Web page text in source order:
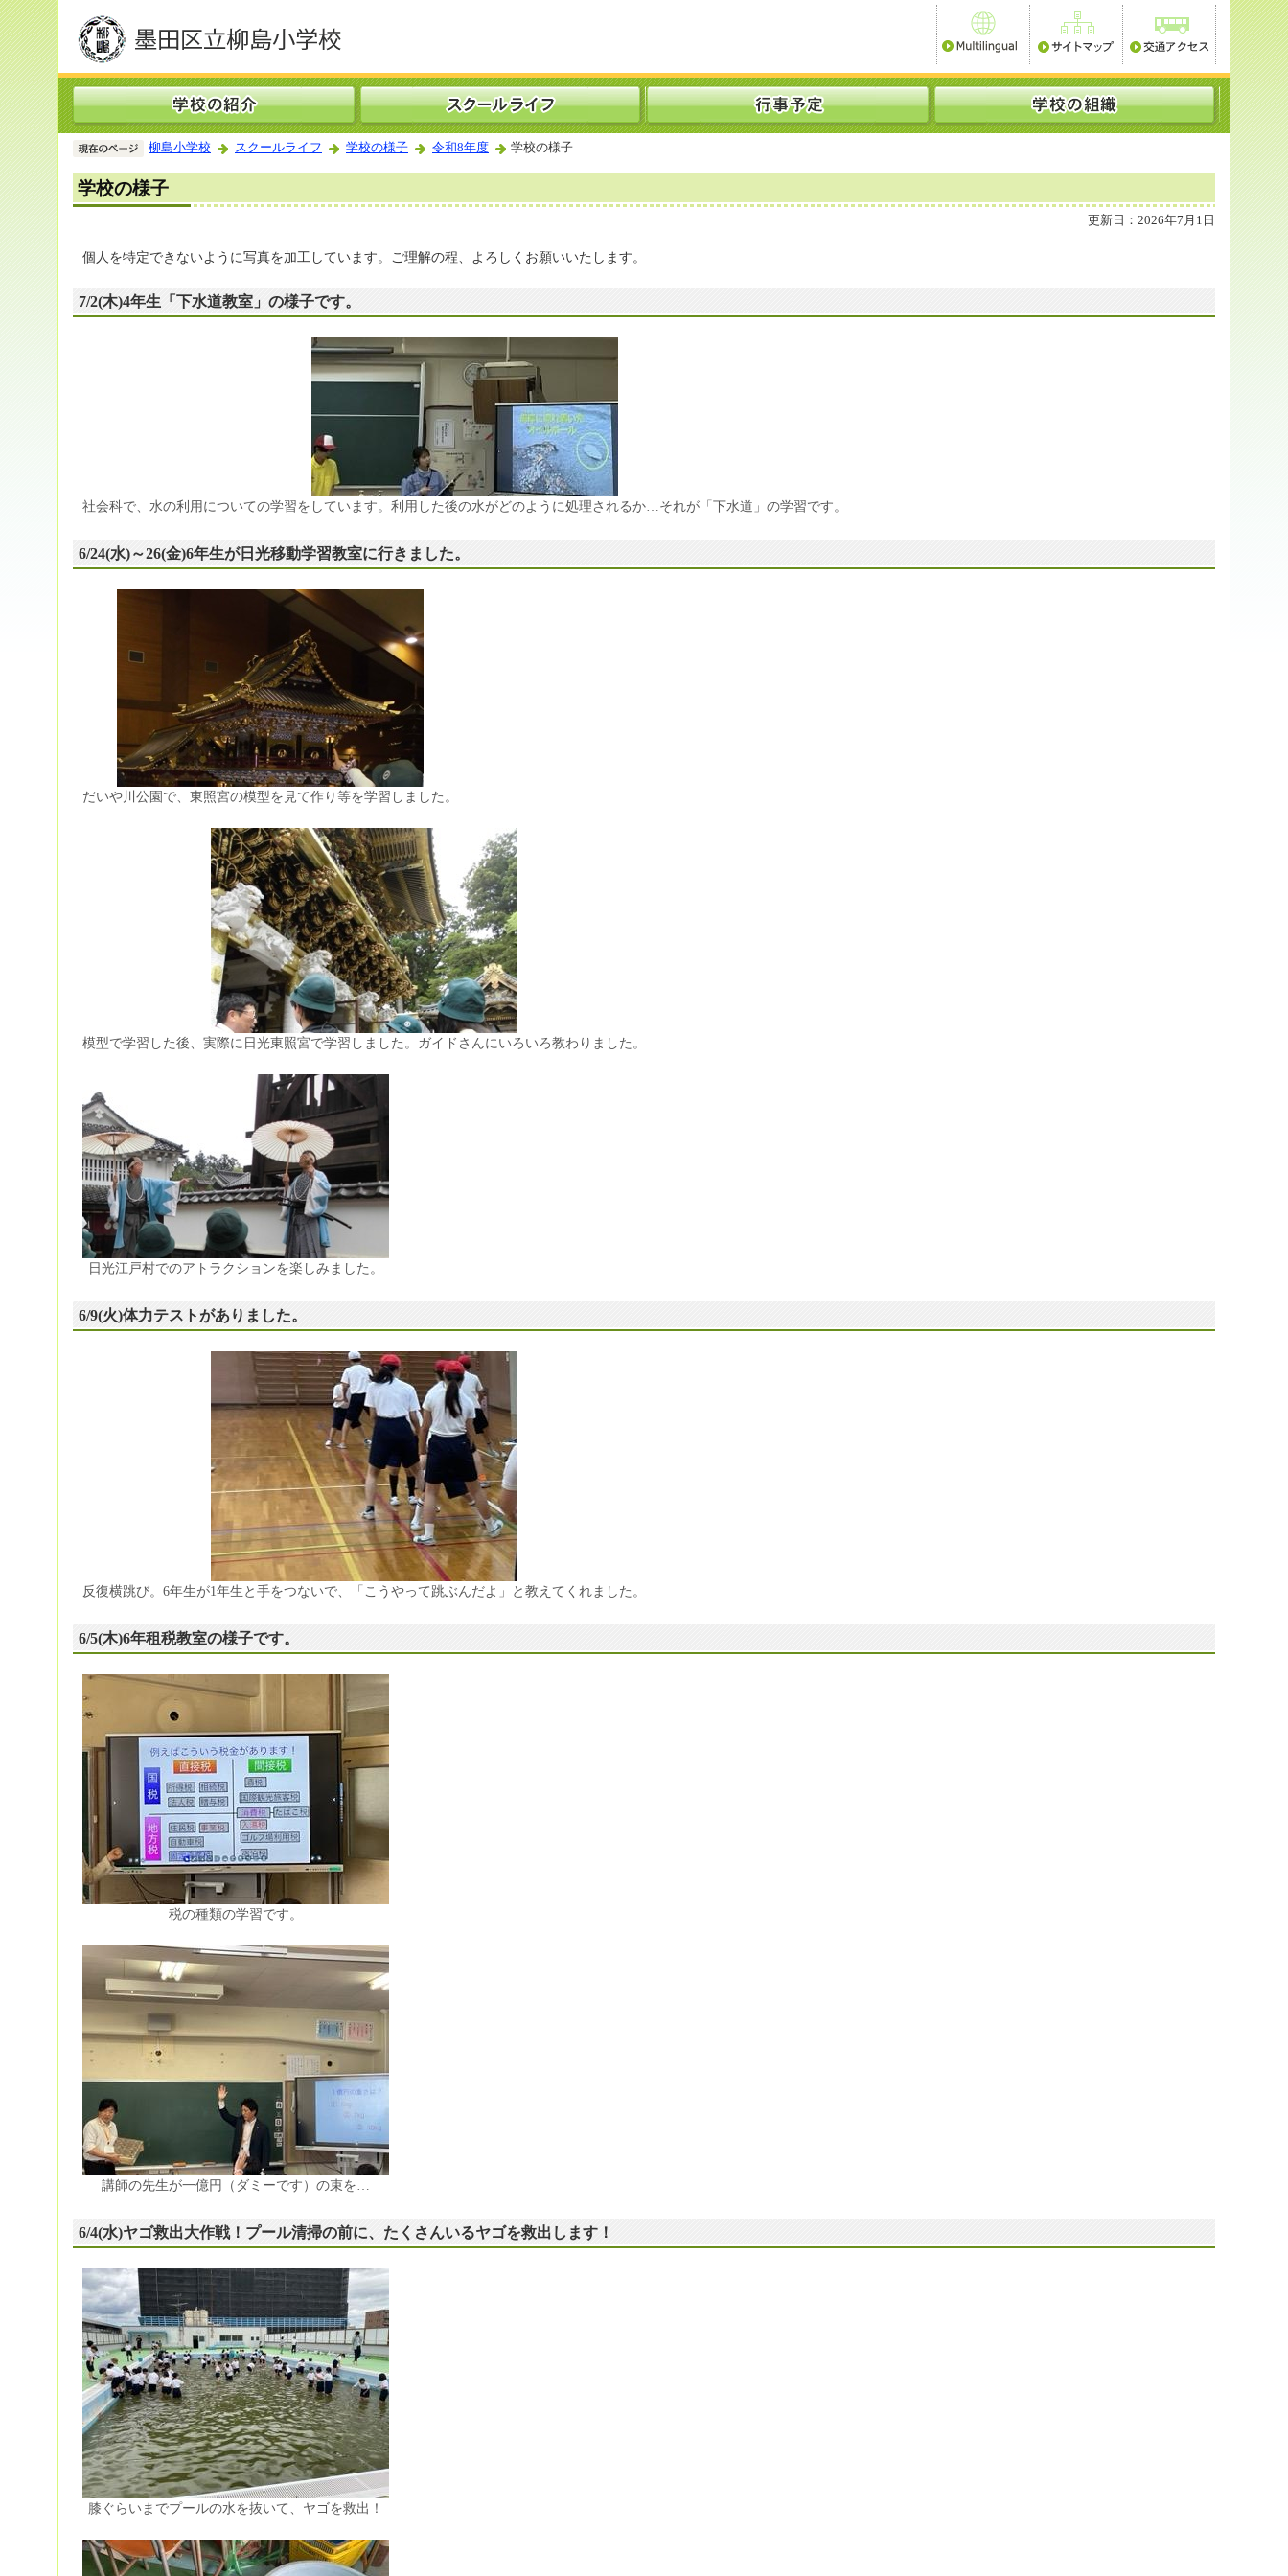
柳島小学校 スクールライフ 学校の様子 令和8年度 学校の様子
学校の様子
更新日：2026年7月1日
個人を特定できないように写真を加工しています。ご理解の程、よろしくお願いいたします。
7/2(木)4年生「下水道教室」の様子です。
社会科で、水の利用についての学習をしています。利用した後の水がどのように処理されるか…それが「下水道」の学習です。
6/24(水)～26(金)6年生が日光移動学習教室に行きました。
だいや川公園で、東照宮の模型を見て作り等を学習しました。
模型で学習した後、実際に日光東照宮で学習しました。ガイドさんにいろいろ教わりました。
日光江戸村でのアトラクションを楽しみました。
6/9(火)体力テストがありました。
反復横跳び。6年生が1年生と手をつないで、「こうやって跳ぶんだよ」と教えてくれました。
6/5(木)6年租税教室の様子です。
税の種類の学習です。
講師の先生が一億円（ダミーです）の束を…
6/4(水)ヤゴ救出大作戦！プール清掃の前に、たくさんいるヤゴを救出します！
膝ぐらいまでプールの水を抜いて、ヤゴを救出！